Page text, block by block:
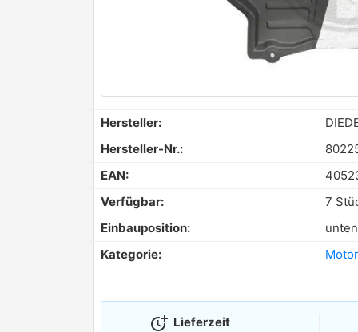
Hersteller:
Hersteller-Nr.:
EAN:
Verfügbar:
7
Einbauposition:
unten
Kategorie:
more_time Lieferzeit